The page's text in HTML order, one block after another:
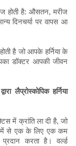
होती है: औसतन, मरीज
दिनचर्या पर वापस आ
है जो आपके हर्निया के
डॉक्टर आपकी जीवन
लैप्रोस्कोपिक हर्निया
में क्रांति ला दी है, जो
में से एक के लिए एक कम
करता है। वर्ल्ड